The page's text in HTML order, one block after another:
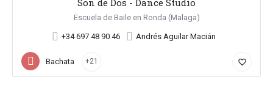
Son de Dos - Dance Studio
Escuela de Baile en Ronda (Malaga)
+34 697 48 90 46 Andrés Aguilar Macián
Bachata +21 favorite_border